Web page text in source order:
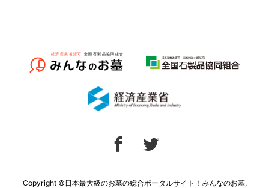
Copyright ©日本最大級のお墓の総合ポータルサイト！みんなのお墓,